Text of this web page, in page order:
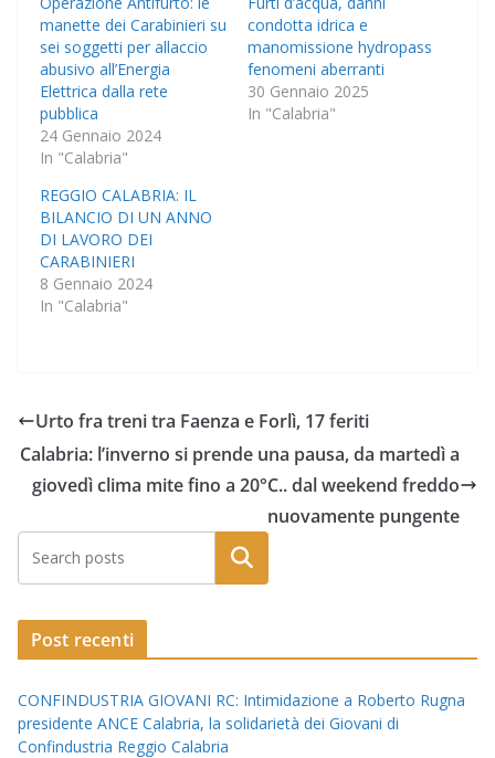
manette dei Carabinieri su
sei soggetti per allaccio
abusivo all’Energia
Elettrica dalla rete
pubblica
24 Gennaio 2024
In "Calabria"
condotta idrica e
manomissione hydropass
fenomeni aberranti
30 Gennaio 2025
In "Calabria"
REGGIO CALABRIA: IL
BILANCIO DI UN ANNO
DI LAVORO DEI
CARABINIERI
8 Gennaio 2024
In "Calabria"
Urto fra treni tra Faenza e Forlì, 17 feriti
Calabria: l’inverno si prende una pausa, da martedì a
giovedì clima mite fino a 20°C.. dal weekend freddo
nuovamente pungente
Post recenti
CONFINDUSTRIA GIOVANI RC: Intimidazione a Roberto Rugna
presidente ANCE Calabria, la solidarietà dei Giovani di
Confindustria Reggio Calabria